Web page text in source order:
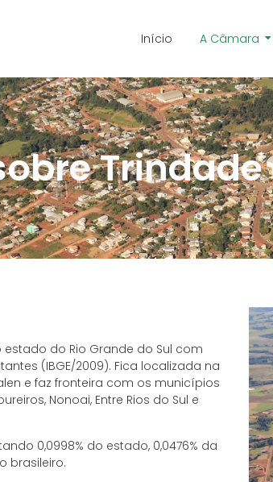
Início A Câmara
Trindade
do Rio Grande do Sul com
(IBGE/2009). Fica localizada na
e faz fronteira com os municípios
Nonoai, Entre Rios do Sul e
0,0998% do estado, 0,0476% da
brasileiro.